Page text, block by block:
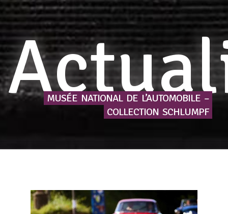
MUSÉE NATIONAL DE L’AUTOMOBILE –
COLLECTION SCHLUMPF